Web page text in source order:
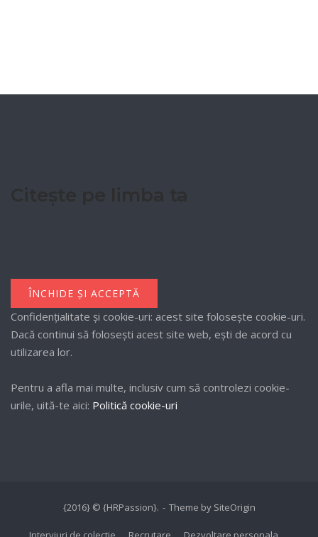
Confidențialitate și cookie-uri: acest site folosește cookie-uri.
Dacă continui să folosești acest site web, ești de acord cu
utilizarea lor.
Pentru a afla mai multe, inclusiv cum să controlezi cookie-
urile, uită-te aici: Politică cookie-uri
{2016} © {HRPassion}. Theme by SiteOrigin